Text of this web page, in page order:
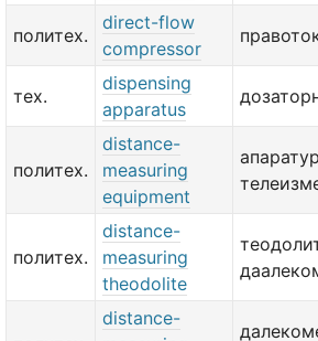
политех.
direct-flow
compressor
тех.
dispensing
apparatus
политех.
distance-
measuring
equipment
политех.
distance-
measuring
theodolite
distance-